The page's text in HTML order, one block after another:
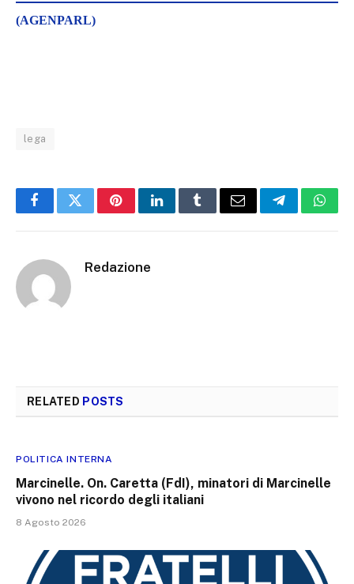
(AGENPARL)
lega
FacebookTwitterPinterestLinkedInTumblrEmail Telegram
Redazione
RELATED POSTS
POLITICA INTERNA
Marcinelle. On. Caretta (FdI), minatori di Marcinelle
vivono nel ricordo degli italiani
8 Agosto 2026